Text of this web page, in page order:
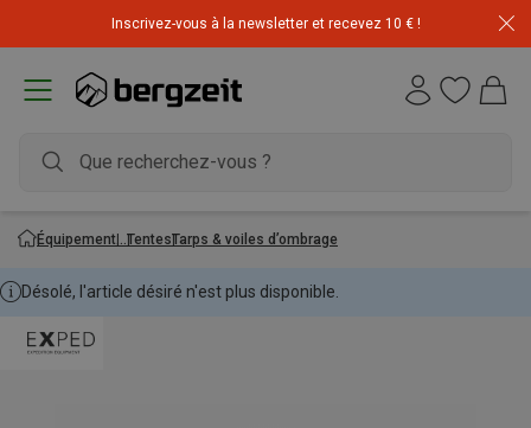
Inscrivez-vous à la newsletter et recevez 10 € !
Équipement TentesTarps & voiles d’ombrage
Désolé, l'article désiré n'est plus disponible.